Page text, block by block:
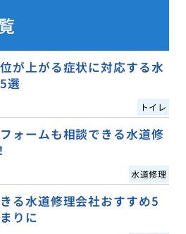
が上がる症状に対応する水
選
トイレ
ォームも相談できる水道修
水道修理
る水道修理会社おすすめ5
りに